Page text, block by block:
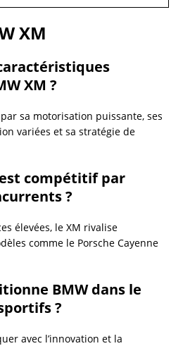
XM
XM ?
sa motorisation puissante, ses
variées et sa stratégie de
compétitif par
?
élevées, le XM rivalise
comme le Porsche Cayenne
BMW dans le
?
avec l’innovation et la